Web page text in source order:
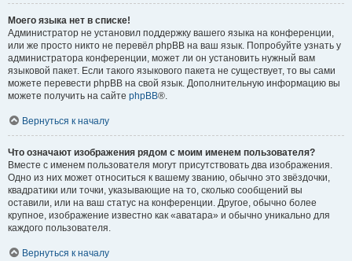
Моего языка нет в списке!
Администратор не установил поддержку вашего языка на конференции,
или же просто никто не перевёл phpBB на ваш язык. Попробуйте узнать у
администратора конференции, может ли он установить нужный вам
языковой пакет. Если такого языкового пакета не существует, то вы сами
можете перевести phpBB на свой язык. Дополнительную информацию вы
можете получить на сайте phpBB®.
Вернуться к началу
Что означают изображения рядом с моим именем пользователя?
Вместе с именем пользователя могут присутствовать два изображения.
Одно из них может относиться к вашему званию, обычно это звёздочки,
квадратики или точки, указывающие на то, сколько сообщений вы
оставили, или на ваш статус на конференции. Другое, обычно более
крупное, изображение известно как «аватара» и обычно уникально для
каждого пользователя.
Вернуться к началу